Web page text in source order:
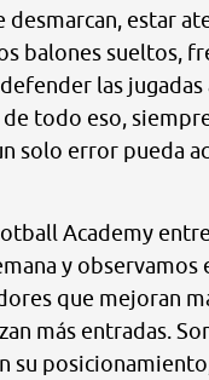
desmarcan, estar
balones sueltos,
las jugadas
todo eso,
solo error pueda
Academy
y observamos
que mejoran
más entradas.
su